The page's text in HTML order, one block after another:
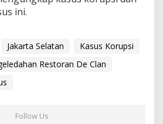
ini.
Jakarta Selatan
Kasus Korupsi
Restoran De Clan
Follow Us